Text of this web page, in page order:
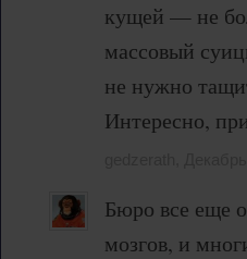
кущей — не
массовый
не нужно
Интересно,
Бюро все еще
мозгов, и